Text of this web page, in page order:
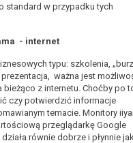
standard w przypadku tych
- internet
typu: szkolenia,
ważna jest
bieżąco z internetu. Choćby po
czy potwierdzić informacje
temacie. Monitory
przeglądarkę Google
równie dobrze i płynnie jak